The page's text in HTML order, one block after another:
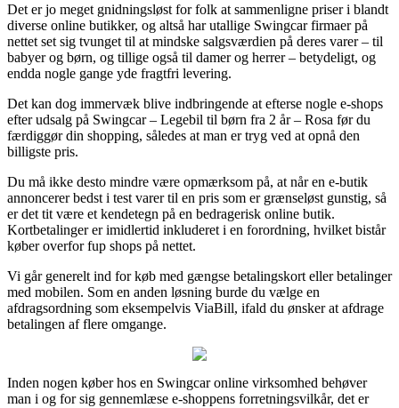
Det er jo meget gnidningsløst for folk at sammenligne priser i blandt
diverse online butikker, og altså har utallige Swingcar firmaer på
nettet set sig tvunget til at mindske salgsværdien på deres varer – til
babyer og børn, og tillige også til damer og herrer – betydeligt, og
endda nogle gange yde fragtfri levering.
Det kan dog immervæk blive indbringende at efterse nogle e-shops
efter udsalg på Swingcar – Legebil til børn fra 2 år – Rosa før du
færdiggør din shopping, således at man er tryg ved at opnå den
billigste pris.
Du må ikke desto mindre være opmærksom på, at når en e-butik
annoncerer bedst i test varer til en pris som er grænseløst gunstig, så
er det tit være et kendetegn på en bedragerisk online butik.
Kortbetalinger er imidlertid inkluderet i en forordning, hvilket bistår
køber overfor fup shops på nettet.
Vi går generelt ind for køb med gængse betalingskort eller betalinger
med mobilen. Som en anden løsning burde du vælge en
afdragsordning som eksempelvis ViaBill, ifald du ønsker at afdrage
betalingen af flere omgange.
Inden nogen køber hos en Swingcar online virksomhed behøver
man i og for sig gennemlæse e-shoppens forretningsvilkår, det er